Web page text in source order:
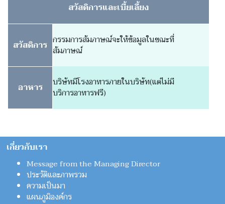
สวัสดิการและเบี้ยเลี้ยง
สวัสดิการ กรรมการสัมภาษณ์จะให้ข้อมูลในขณะที่
สัมภาษณ์
อาหาร
บริษัทมีโรงอาหารภายในบริษัท(แต่ไม่มี
บริการอาหารฟรี)
เกี่ยวกับเรา
Message from the Managing Director
ประวัติและภาพรวม
ความเป็นมา
แผนภูมิองค์กร